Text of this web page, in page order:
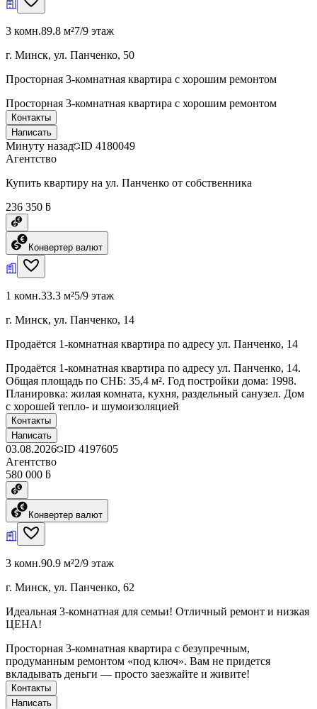
3 комн.89.8 м²7/9 этаж
г. Минск, ул. Панченко, 50
Просторная 3-комнатная квартира с хорошим ремонтом
Просторная 3-комнатная квартира с хорошим ремонтом
Контакты
Написать
Минуту назад ID 4180049
Агентство
Купить квартиру на ул. Панченко от собственника
236 350 ƃ
Конвертер валют
1 комн.33.3 м²5/9 этаж
г. Минск, ул. Панченко, 14
Продаётся 1-комнатная квартира по адресу ул. Панченко, 14
Продаётся 1-комнатная квартира по адресу ул. Панченко, 14.
Общая площадь по СНБ: 35,4 м². Год постройки дома: 1998.
Планировка: жилая комната, кухня, раздельный санузел. Дом
с хорошей тепло- и шумоизоляцией
Контакты
Написать
03.08.2026 ID 4197605
Агентство
580 000 ƃ
Конвертер валют
3 комн.90.9 м²2/9 этаж
г. Минск, ул. Панченко, 62
Идеальная 3-комнатная для семьи! Отличный ремонт и низкая
ЦЕНА!
Просторная 3-комнатная квартира с безупречным,
продуманным ремонтом «под ключ». Вам не придется
вкладывать деньги — просто заезжайте и живите!
Контакты
Написать